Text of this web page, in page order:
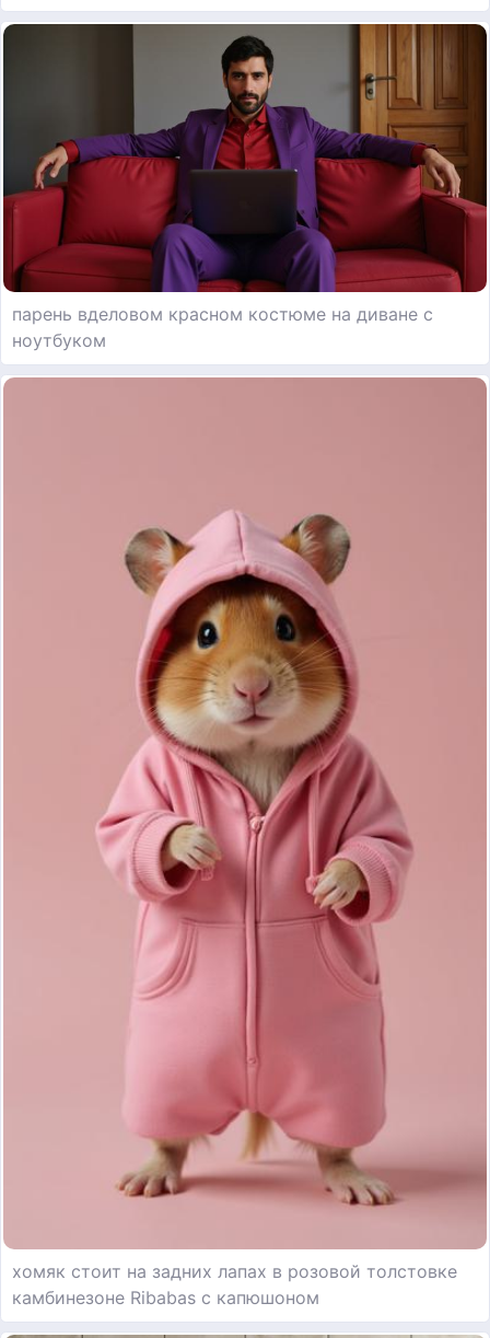
парень вделовом красном костюме на диване с
ноутбуком
хомяк стоит на задних лапах в розовой толстовке
камбинезоне Ribabas с капюшоном